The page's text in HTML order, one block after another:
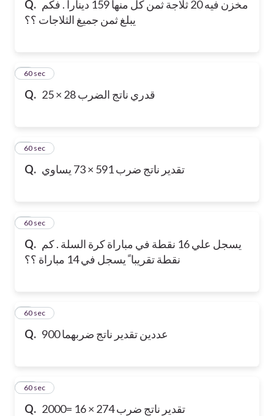
Q. مخزن فيه 20 ثلاجة ثمن كل منها 159 ديناراً . فكم
يبلغ ثمن جميغ الثلاجات ؟؟
Q. قدري ناتج الضرب 28 × 25
660 sec
Q. تقدير ناتج ضرب 591 × 73 يساوي
760 sec
Q. يسجل علي 16 نقطة في مباراة كرة السلة . كم
نقطة تقريبا ً يسجل في 14 مباراة ؟؟
860 sec
Q. عددين تقدير ناتج ضربهما 900
960 sec
Q. تقدير ناتج ضرب 274 × 16 =2000
10
60 sec